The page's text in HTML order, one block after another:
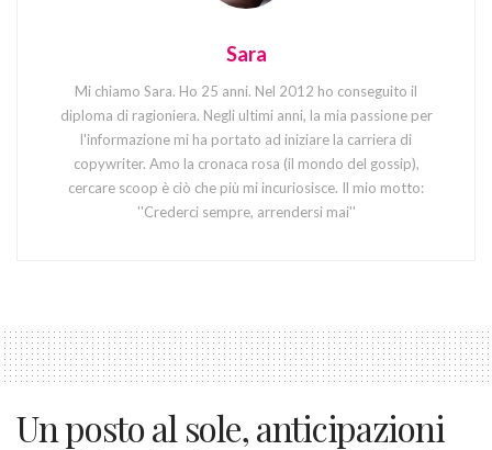
Sara
Mi chiamo Sara. Ho 25 anni. Nel 2012 ho conseguito il
diploma di ragioniera. Negli ultimi anni, la mia passione per
l'informazione mi ha portato ad iniziare la carriera di
copywriter. Amo la cronaca rosa (il mondo del gossip),
cercare scoop è ciò che più mi incuriosisce. Il mio motto:
''Crederci sempre, arrendersi mai''
Un posto al sole, anticipazioni